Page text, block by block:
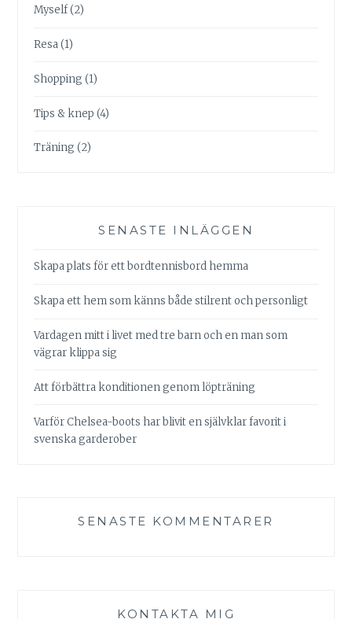
Myself(2)
Resa(1)
Shopping (1)
Tips & knep (4)
Träning (2)
SENASTE INLÄGGEN
Skapa plats för ett bordtennisbord hemma
Skapa ett hem som känns både stilrent och personligt
Vardagen mitt i livet med tre barn och en man som
vägrar klippa sig
Att förbättra konditionen genom löpträning
Varför Chelsea-boots har blivit en självklar favorit i
svenska garderober
SENASTE KOMMENTARER
KONTAKTA MIG